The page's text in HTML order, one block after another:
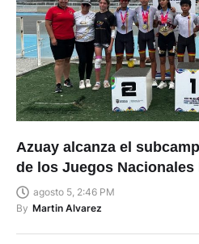
Azuay alcanza el
de los Juegos
agosto 5, 2:46 PM
By Martin Alvarez